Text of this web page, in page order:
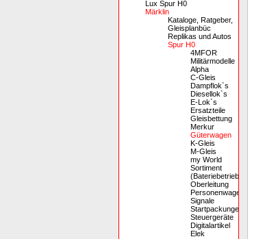
Lux Spur H0
Märklin
Kataloge, Ratgeber,
Gleisplanbüc
Replikas und Autos
Spur H0
4MFOR
Militärmodelle
Alpha
C-Gleis
Dampflok`s
Diesellok`s
E-Lok`s
Ersatzteile
Gleisbettung
Merkur
Güterwagen
K-Gleis
M-Gleis
my World
Sortiment
(Bateriebetrieb)
Oberleitung
Personenwagen
Signale
Startpackungen
Steuergeräte
Digitalartikel
Elek